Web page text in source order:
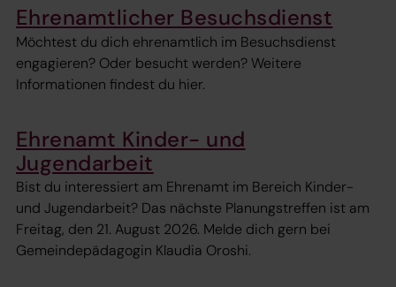
Ehrenamtlicher Besuchsdienst
Möchtest du dich ehrenamtlich im Besuchsdienst
engagieren? Oder besucht werden? Weitere
Informationen findest du hier.
Ehrenamt Kinder- und
Jugendarbeit
Bist du interessiert am Ehrenamt im Bereich Kinder-
und Jugendarbeit? Das nächste Planungstreffen ist am
Freitag, den 21. August 2026. Melde dich gern bei
Gemeindepädagogin Klaudia Oroshi.